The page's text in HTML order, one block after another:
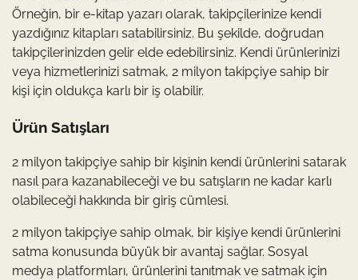
Örneğin, bir e-kitap yazarı olarak, takipçilerinize kendi
yazdığınız kitapları satabilirsiniz. Bu şekilde, doğrudan
takipçilerinizden gelir elde edebilirsiniz. Kendi ürünlerinizi
veya hizmetlerinizi satmak, 2 milyon takipçiye sahip bir
kişi için oldukça karlı bir iş olabilir.
Ürün Satışları
2 milyon takipçiye sahip bir kişinin kendi ürünlerini satarak
nasıl para kazanabileceği ve bu satışların ne kadar karlı
olabileceği hakkında bir giriş cümlesi.
2 milyon takipçiye sahip olmak, bir kişiye kendi ürünlerini
satma konusunda büyük bir avantaj sağlar. Sosyal
medya platformları, ürünlerini tanıtmak ve satmak için